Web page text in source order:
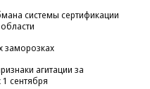
системы сертификации
заморозках
агитации за
сентября